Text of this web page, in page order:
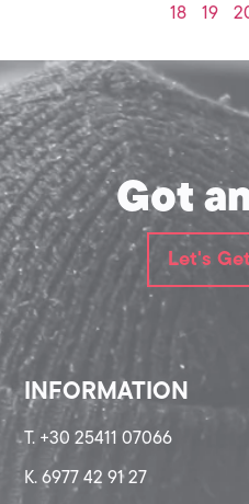
18
19
Got
Let's
INFORMATION
T. +30 25411 07066
K. 6977 42 91 27